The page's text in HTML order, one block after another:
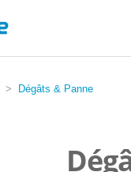
Dégâts & Panne